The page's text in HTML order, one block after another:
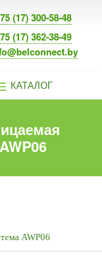
(17) 300-58-48
(17) 362-38-49
КАТАЛОГ
AWP06